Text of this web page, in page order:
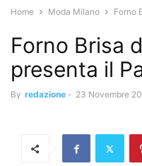
Home Moda Milano Forno
Forno Brisa
presenta il
By redazione - 23 Novembre